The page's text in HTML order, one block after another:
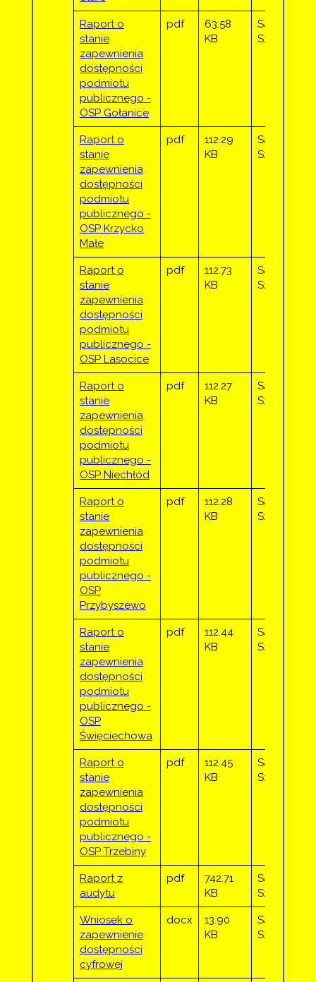
Raport o
stanie
zapewnienia
dostępności
podmiotu
publicznego -
OSP Gołanice
pdf
63.58
KB
Sandra
Sztor
Raport o
stanie
zapewnienia
dostępności
podmiotu
publicznego -
OSP Krzycko
Małe
pdf
112.29
KB
Sandra
Sztor
Raport o
stanie
zapewnienia
dostępności
podmiotu
publicznego -
OSP Lasocice
pdf
112.73
KB
Sandra
Sztor
Raport o
stanie
zapewnienia
dostępności
podmiotu
publicznego -
OSP Niechłód
pdf
112.27
KB
Sandra
Sztor
Raport o
stanie
zapewnienia
dostępności
podmiotu
publicznego -
OSP
Przybyszewo
pdf
112.28
KB
Sandra
Sztor
Raport o
stanie
zapewnienia
dostępności
podmiotu
publicznego -
OSP
Święciechowa
pdf
112.44
KB
Sandra
Sztor
Raport o
stanie
zapewnienia
dostępności
podmiotu
publicznego -
OSP Trzebiny
pdf
112.45
KB
Sandra
Sztor
Raport z
audytu
pdf
742.71
KB
Sandra
Sztor
Wniosek o
zapewnienie
dostępności
cyfrowej
docx
13.90
KB
Sandra
Sztor